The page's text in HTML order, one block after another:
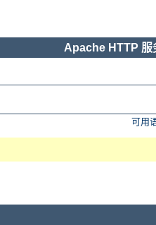
Apache HTTP 服
可用